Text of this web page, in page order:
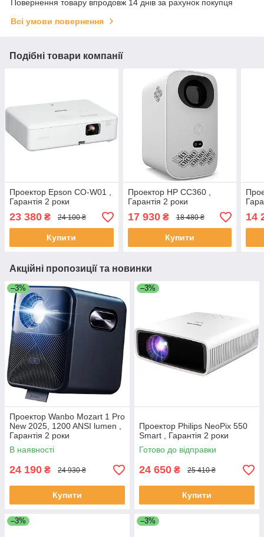
Повернення товару впродовж 14 днів за рахунок покупця
Всі умови повернення
Подібні товари компанії
Проектор Epson CO-W01 ,
Гарантія 2 роки
23 380 ₴ 24 100 ₴
Купити
Проектор HP CC360 ,
Гарантія 2 роки
17 930₴ 18 480 ₴
Купити
14
Акційні пропозиції та новинки
–3%
Проектор Wanbo Mozart 1 Pro
New 2025, 1200 ANSI lumen ,
Гарантія 2 роки
В наявності
24 190 ₴ 24 930 ₴
Купити
–3%
Проектор Philips NeoPix 550
Smart , Гарантія 2 роки
Готово до відправки
24 650 ₴ 25 410 ₴
Купити
–3% –3%